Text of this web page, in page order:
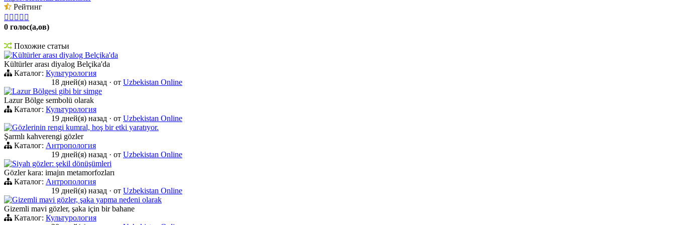
Рейтинг
    
0 голос(а,ов)
Похожие статьи
Kültürler arası diyalog Belçika'da
Kültürler arası diyalog Belçika'da
Каталог: Культурология
18 дней(я) назад · от Uzbekistan Online
Lazur Bölgesi gibi bir simge
Lazur Bölge sembolü olarak
Каталог: Культурология
19 дней(я) назад · от Uzbekistan Online
Gözlerinin rengi kumral, hoş bir etki yaratıyor.
Şarmlı kahverengi gözler
Каталог: Антропология
19 дней(я) назад · от Uzbekistan Online
Siyah gözler: şekil dönüşümleri
Gözler kara: imajın metamorfozları
Каталог: Антропология
19 дней(я) назад · от Uzbekistan Online
Gizemli mavi gözler, şaka yapma nedeni olarak
Gizemli mavi gözler, şaka için bir bahane
Каталог: Культурология